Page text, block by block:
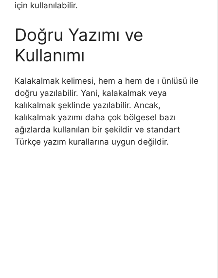
için kullanılabilir.
Doğru Yazımı ve
Kullanımı
Kalakalmak kelimesi, hem a hem de ı ünlüsü ile
doğru yazılabilir. Yani, kalakalmak veya
kalıkalmak şeklinde yazılabilir. Ancak,
kalıkalmak yazımı daha çok bölgesel bazı
ağızlarda kullanılan bir şekildir ve standart
Türkçe yazım kurallarına uygun değildir.